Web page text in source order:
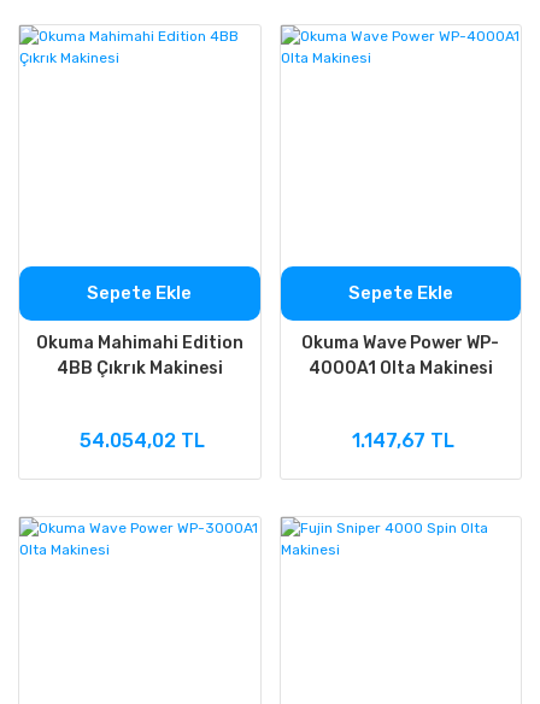
Sepete Ekle
Okuma Mahimahi Edition
4BB Çıkrık Makinesi
54.054,02 TL
Sepete Ekle
Okuma Wave Power WP-
4000A1 Olta Makinesi
1.147,67 TL